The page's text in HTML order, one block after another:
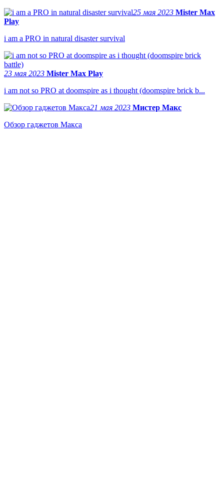
25 мая 2023 Mister Max
Play
i am a PRO in natural disaster survival
23 мая 2023 Mister Max Play
i am not so PRO at doomspire as i thought (doomspire brick b...
21 мая 2023 Мистер Макс
Обзор гаджетов Макса